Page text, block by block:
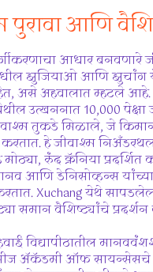
पुरावा आणि
आधार बनवणारे
झुजियाओ आणि झुचांग
असे अहवालात म्हटले आहे.
उत्खननात 10,000 पेक्षा
तुकडे मिळाले, जे किमान
करतात. हे जीवाश्म
रुंद क्रॅनिया प्रदर्शित
आणि डेनिसोव्हन्स
Xuchang येथे
समान वैशिष्ट्यांचे
विद्यापीठातील
ॲकॅडमी ऑफ सायन्सेसचे